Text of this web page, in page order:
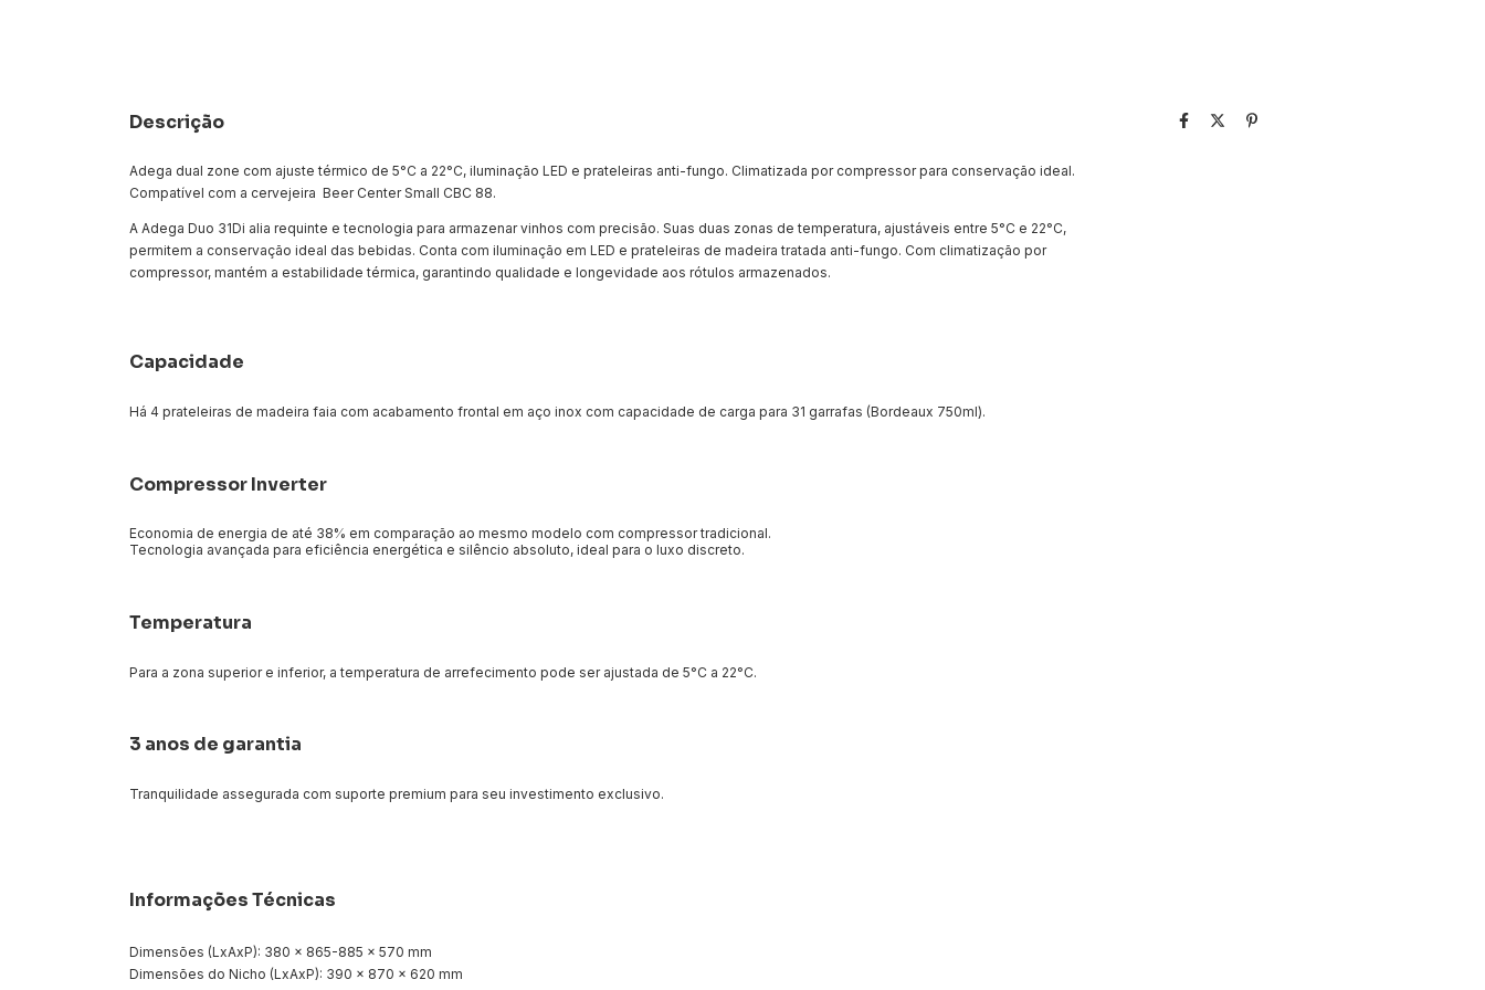
Descrição
Adega dual zone com ajuste térmico de 5°C a 22°C, iluminação LED e prateleiras anti-fungo. Climatizada por compressor para conservação ideal.
Compatível com a cervejeira Beer Center Small CBC 88.
A Adega Duo 31Di alia requinte e tecnologia para armazenar vinhos com precisão. Suas duas zonas de temperatura, ajustáveis entre 5°C e 22°C,
permitem a conservação ideal das bebidas. Conta com iluminação em LED e prateleiras de madeira tratada anti-fungo. Com climatização por
compressor, mantém a estabilidade térmica, garantindo qualidade e longevidade aos rótulos armazenados.
Capacidade
Há 4 prateleiras de madeira faia com acabamento frontal em aço inox com capacidade de carga para 31 garrafas (Bordeaux 750ml).
Compressor Inverter
Economia de energia de até 38% em comparação ao mesmo modelo com compressor tradicional.
Tecnologia avançada para eficiência energética e silêncio absoluto, ideal para o luxo discreto.
Temperatura
Para a zona superior e inferior, a temperatura de arrefecimento pode ser ajustada de 5°C a 22°C.
3 anos de garantia
Tranquilidade assegurada com suporte premium para seu investimento exclusivo.
Informações Técnicas
Dimensões (LxAxP): 380 x 865-885 x 570 mm
Dimensões do Nicho (LxAxP): 390 x 870 x 620 mm